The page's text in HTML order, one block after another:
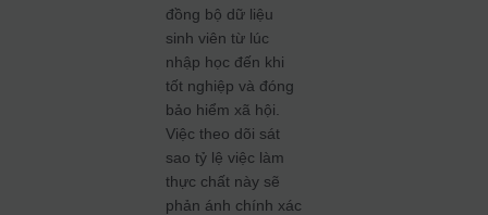
đồng bộ dữ liệu
sinh viên từ lúc
nhập học đến khi
tốt nghiệp và đóng
bảo hiểm xã hội.
Việc theo dõi sát
sao tỷ lệ việc làm
thực chất này sẽ
phản ánh chính xác